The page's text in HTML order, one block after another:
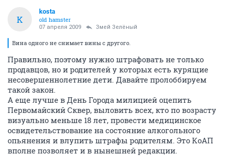
K
kosta
old hamster
07 апреля 2009 Змей Зелёный
Вина одного не снимает вины с другого.
Правильно, поэтому нужно штрафовать не только
продавцов, но и родителей у которых есть курящие
несовершеннолетние дети. Давайте пролоббируем
такой закон.
А еще лучше в День Города милицией оцепить
Первомайский Сквер, выловить всех, кто по возрасту
визуально меньше 18 лет, провести медицинское
освидетельствование на состояние алкогольного
опьянения и влупить штрафы родителям. Это КоАП
вполне позволяет и в нынешней редакции.